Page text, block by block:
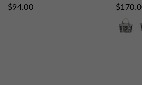
$94.00